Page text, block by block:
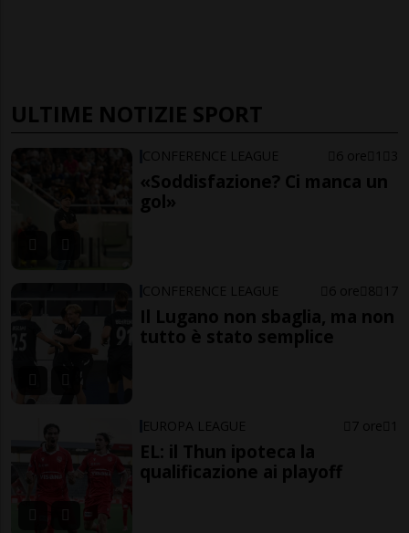
ULTIME NOTIZIE SPORT
CONFERENCE LEAGUE 6 ore 1 3
«Soddisfazione? Ci manca un
gol»
CONFERENCE LEAGUE 6 ore 8 17
Il Lugano non sbaglia, ma non
tutto è stato semplice
EUROPA LEAGUE 7 ore 1
EL: il Thun ipoteca la
qualificazione ai playoff